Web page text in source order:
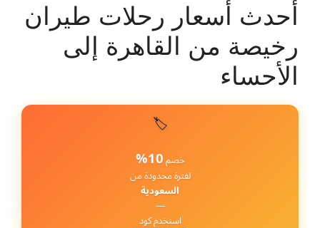
أحدث أسعار رحلات طيران
رخيصة من القاهرة إلى
الأحساء
🏷️
خصم 10%
لفترة محدودة من
السعودية
—
استخدم كود